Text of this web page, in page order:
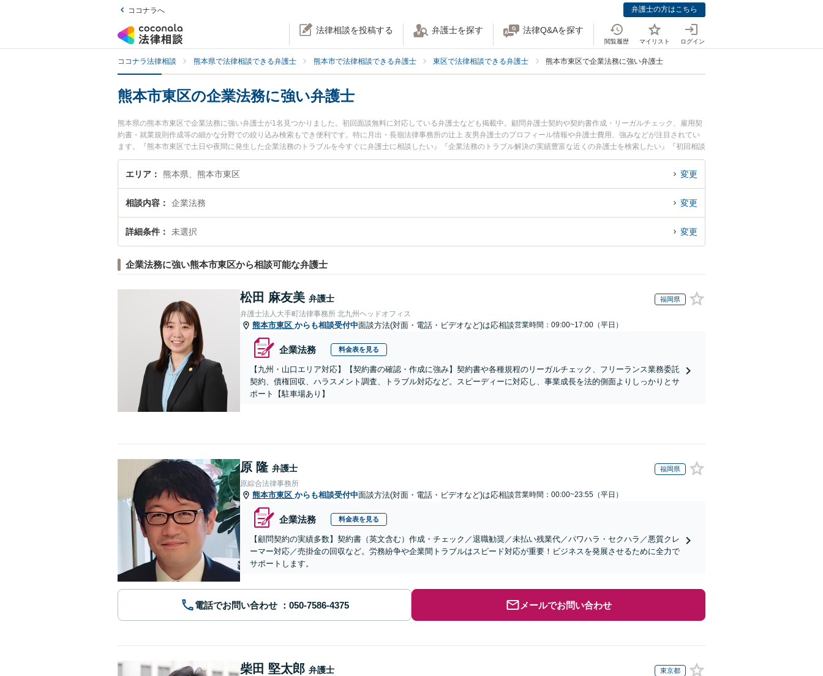
ココナラへ 弁護士の方はこちら
法律相談を投稿する 弁護士を探す 法律Q&Aを探す
閲覧履歴 マイリスト ログイン
ココナラ法律相談 熊本県で法律相談できる弁護士 熊本市で法律相談できる弁護士 東区で法律相談できる弁護士 熊本市東区で企業法務に強い弁護士
熊本市東区の企業法務に強い弁護士
熊本県の熊本市東区で企業法務に強い弁護士が1名見つかりました。初回面談無料に対応している弁護士なども掲載中。顧問弁護士契約や契約書作成・リーガルチェック、雇用契
約書・就業規則作成等の細かな分野での絞り込み検索もでき便利です。特に月出・長嶺法律事務所の辻上 友男弁護士のプロフィール情報や弁護士費用、強みなどが注目されてい
ます。『熊本市東区で土日や夜間に発生した企業法務のトラブルを今すぐに弁護士に相談したい』『企業法務のトラブル解決の実績豊富な近くの弁護士を検索したい』『初回相談
無料で企業法務を法律相談できる熊本市東区内の弁護士に相談予約したい』などでお困りの相談者さんにおすすめです。
エリア 熊本県、熊本市東区 変更
相談内容 企業法務 変更
詳細条件 未選択 変更
企業法務に強い熊本市東区から相談可能な弁護士
松田 麻友美 弁護士 福岡県
弁護士法人大手町法律事務所 北九州ヘッドオフィス
熊本市東区 からも相談受付中面談方法(対面・電話・ビデオなど)は応相談営業時間：09:00~17:00（平日）
企業法務 料金表を見る
【九州・山口エリア対応】【契約書の確認・作成に強み】契約書や各種規程のリーガルチェック、フリーランス業務委託
契約、債権回収、ハラスメント調査、トラブル対応など。スピーディーに対応し、事業成長を法的側面よりしっかりとサ
ポート【駐車場あり】
原 隆 弁護士 福岡県
原綜合法律事務所
熊本市東区 からも相談受付中面談方法(対面・電話・ビデオなど)は応相談営業時間：00:00~23:55（平日）
企業法務 料金表を見る
【顧問契約の実績多数】契約書（英文含む）作成・チェック／退職勧奨／未払い残業代／パワハラ・セクハラ／悪質クレ
ーマー対応／売掛金の回収など。労務紛争や企業間トラブルはスピード対応が重要！ビジネスを発展させるために全力で
サポートします。
電話でお問い合わせ メールでお問い合わせ
柴田 堅太郎 弁護士 東京都